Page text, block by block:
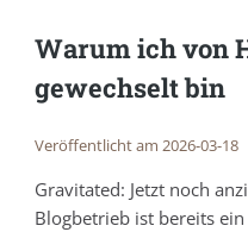
Warum ich von
gewechselt bin
Veröffentlicht am 2026-03-18
Gravitated: Jetzt noch
Blogbetrieb ist bereits